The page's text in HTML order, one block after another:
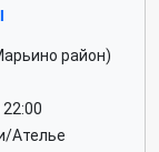
район)
Ателье